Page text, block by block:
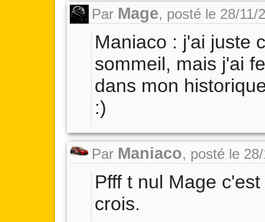
Par Mage, posté le 28/11/
Maniaco : j'ai juste
sommeil, mais j'ai
dans mon
:)
Par Maniaco, posté le
Pfff t nul Mage
crois.